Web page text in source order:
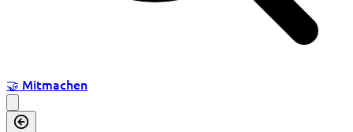
🤝 Mitmachen